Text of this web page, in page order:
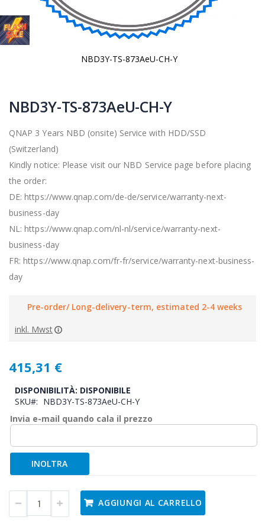
NBD3Y-TS-873AeU-CH-Y
galleria
immagini
NBD3Y-TS-873AeU-CH-Y
QNAP 3 Years NBD (onsite) Service with HDD/SSD
(Switzerland)
Kindly notice: Please visit our NBD Service page before placing
the order:
DE: https://www.qnap.com/de-de/service/warranty-next-
business-day
NL: https://www.qnap.com/nl-nl/service/warranty-next-
business-day
FR: https://www.qnap.com/fr-fr/service/warranty-next-business-
day
Pre-order/ Long-delivery-term, estimated 2-4 weeks
inkl. Mwst
415,31 €
DISPONIBILITÀ: DISPONIBILE
SKU
NBD3Y-TS-873AeU-CH-Y
Invia e-mail quando cala il prezzo
INOLTRA
AGGIUNGI AL CARRELLO